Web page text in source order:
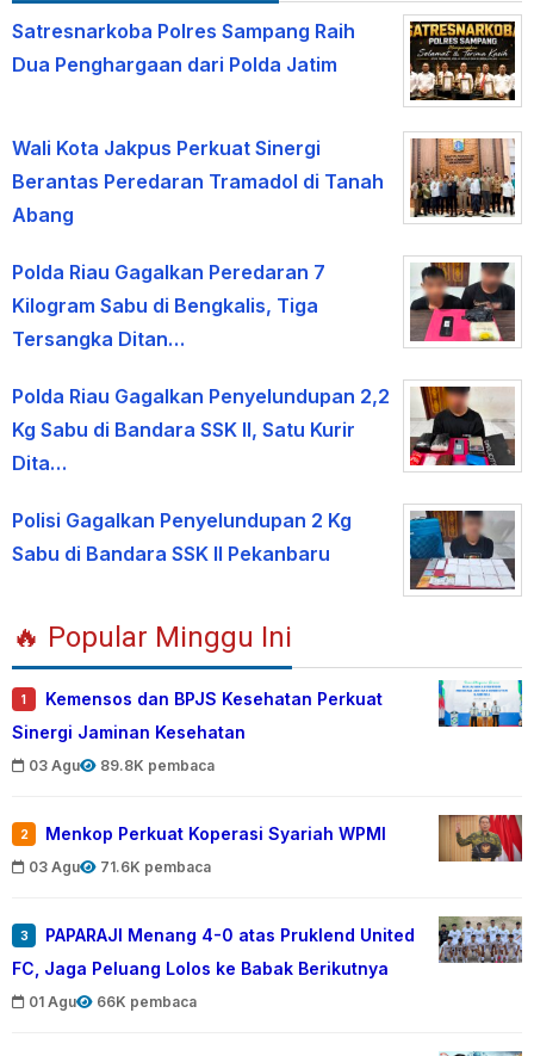
Satresnarkoba Polres Sampang Raih
Dua Penghargaan dari Polda Jatim
Wali Kota Jakpus Perkuat Sinergi
Berantas Peredaran Tramadol di Tanah
Abang
Polda Riau Gagalkan Peredaran 7
Kilogram Sabu di Bengkalis, Tiga
Tersangka Ditan…
Polda Riau Gagalkan Penyelundupan 2,2
Kg Sabu di Bandara SSK II, Satu Kurir
Dita…
Polisi Gagalkan Penyelundupan 2 Kg
Sabu di Bandara SSK II Pekanbaru
🔥 Popular Minggu Ini
1
Kemensos dan BPJS Kesehatan Perkuat
Sinergi Jaminan Kesehatan
03 Agu 89.8K pembaca
2 Menkop Perkuat Koperasi Syariah WPMI
03 Agu 71.6K pembaca
3
PAPARAJI Menang 4-0 atas Pruklend United
FC, Jaga Peluang Lolos ke Babak Berikutnya
01 Agu 66K pembaca